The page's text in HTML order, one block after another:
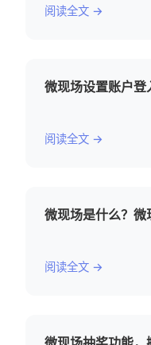
阅读全文 →
微现场设置账户登
阅读全文 →
微现场是什么？微
阅读全文 →